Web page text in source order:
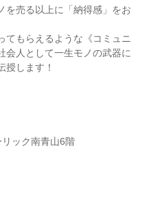
を売る以上に「納得感」をお
てもらえるような《コミュニ
会人として一生モノの武器に
授します！
ック南青山6階